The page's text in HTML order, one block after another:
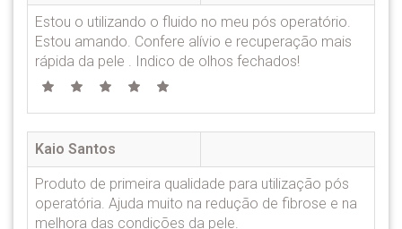
Estou o utilizando o fluido no meu pós operatório.
Estou amando. Confere alívio e recuperação mais
rápida da pele . Indico de olhos fechados!
Kaio Santos
Produto de primeira qualidade para utilização pós
operatória. Ajuda muito na redução de fibrose e na
melhora das condições da pele.